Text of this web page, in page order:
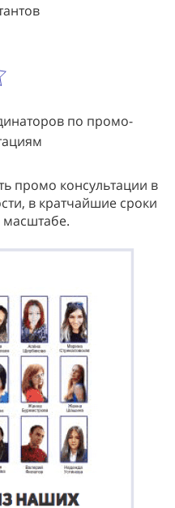
по промо-
промо консультации в
в кратчайшие сроки